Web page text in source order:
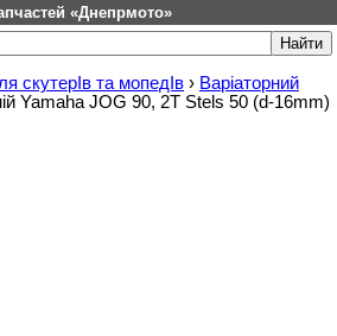
«Днепрмото»
скутерІв та мопедІв › Варіаторний
Yamaha JOG 90, 2T Stels 50 (d-16mm)